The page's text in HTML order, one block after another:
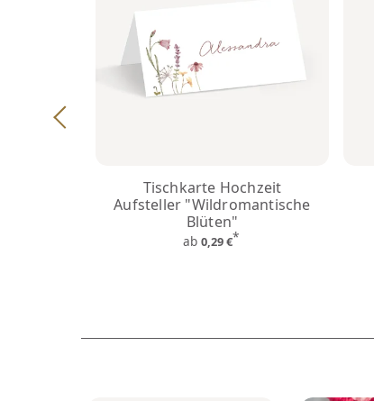
Tischkarte Hochzeit
Aufsteller "Wildromantische
Blüten"
ab 0,29 €*